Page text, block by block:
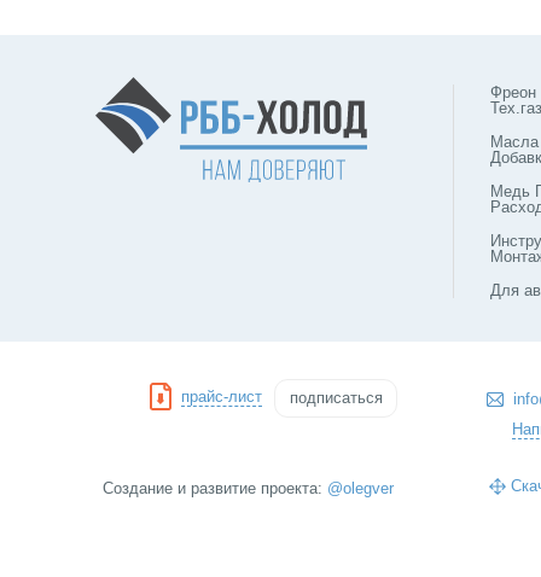
Фреон
Медь
Для
прайс-лист подписаться
Создание и развитие проекта: @olegver